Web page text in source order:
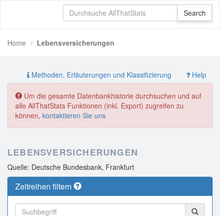
Home Lebensversicherungen
Methoden, Erläuterungen und Klassifizierung Help
Um die gesamte Datenbankhistorie durchsuchen und auf
alle AllThatStats Funktionen (inkl. Export) zugreifen zu
können, kontaktieren Sie uns
LEBENSVERSICHERUNGEN
Quelle: Deutsche Bundesbank, Frankfurt
Zeitreihen filtern